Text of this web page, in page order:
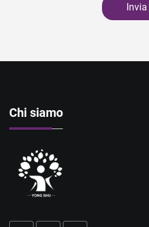
Invia
Chi siamo